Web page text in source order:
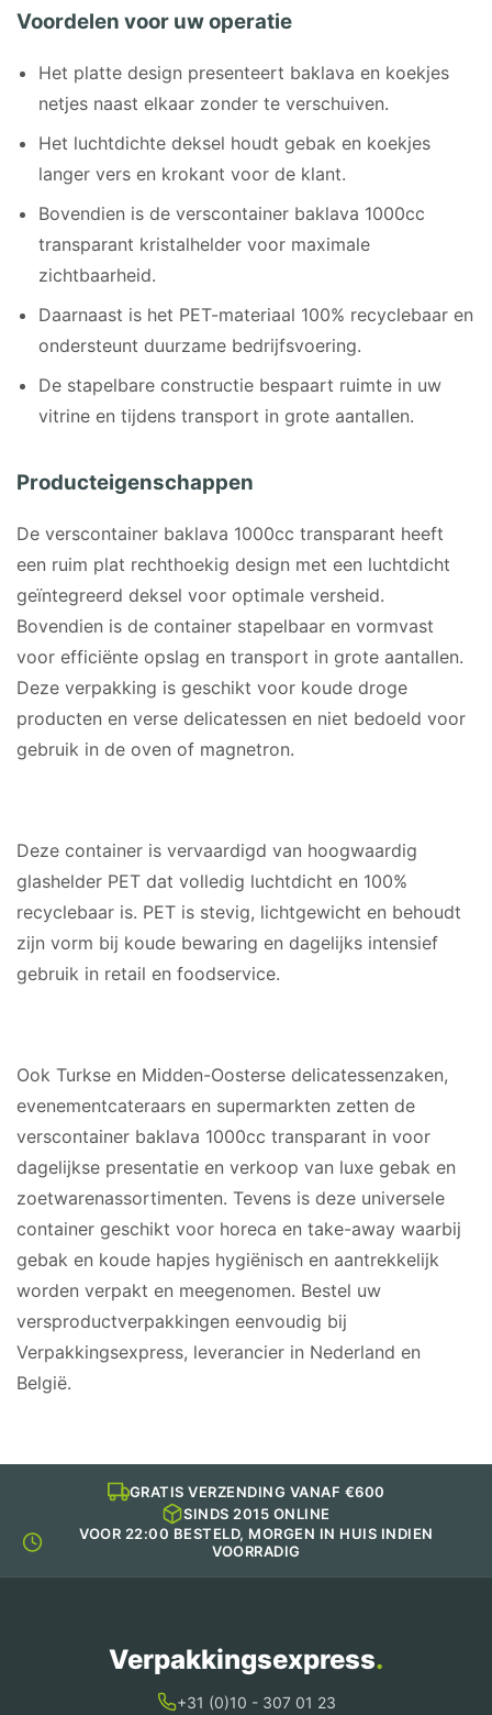
Voordelen voor uw operatie
Het platte design presenteert baklava en koekjes
netjes naast elkaar zonder te verschuiven.
Het luchtdichte deksel houdt gebak en koekjes
langer vers en krokant voor de klant.
Bovendien is de verscontainer baklava 1000cc
transparant kristalhelder voor maximale
zichtbaarheid.
Daarnaast is het PET-materiaal 100% recyclebaar en
ondersteunt duurzame bedrijfsvoering.
De stapelbare constructie bespaart ruimte in uw
vitrine en tijdens transport in grote aantallen.
Producteigenschappen
De verscontainer baklava 1000cc transparant heeft
een ruim plat rechthoekig design met een luchtdicht
geïntegreerd deksel voor optimale versheid.
Bovendien is de container stapelbaar en vormvast
voor efficiënte opslag en transport in grote aantallen.
Deze verpakking is geschikt voor koude droge
producten en verse delicatessen en niet bedoeld voor
gebruik in de oven of magnetron.
Deze container is vervaardigd van hoogwaardig
glashelder PET dat volledig luchtdicht en 100%
recyclebaar is. PET is stevig, lichtgewicht en behoudt
zijn vorm bij koude bewaring en dagelijks intensief
gebruik in retail en foodservice.
Ook Turkse en Midden-Oosterse delicatessenzaken,
evenementcateraars en supermarkten zetten de
verscontainer baklava 1000cc transparant in voor
dagelijkse presentatie en verkoop van luxe gebak en
zoetwarenassortimenten. Tevens is deze universele
container geschikt voor horeca en take-away waarbij
gebak en koude hapjes hygiënisch en aantrekkelijk
worden verpakt en meegenomen. Bestel uw
versproductverpakkingen eenvoudig bij
Verpakkingsexpress, leverancier in Nederland en
België.
GRATIS VERZENDING VANAF €600
SINDS 2015 ONLINE
VOOR 22:00 BESTELD, MORGEN IN HUIS INDIEN
VOORRADIG
Verpakkingsexpress.
+31 (0)10 - 307 01 23